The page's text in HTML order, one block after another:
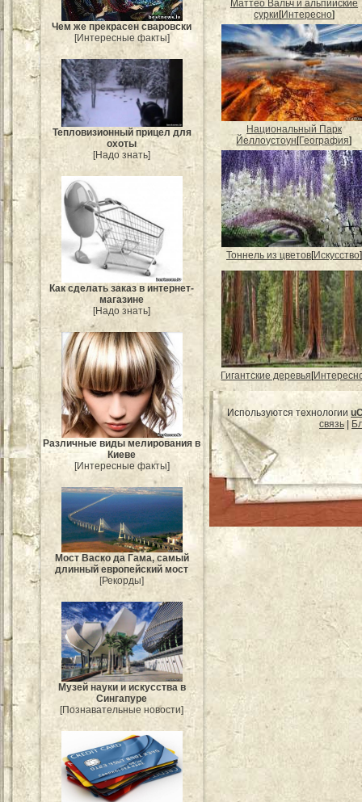
Чем же прекрасен сваровски
[Интересные факты]
Тепловизионный прицел для
охоты
[Надо знать]
Как сделать заказ в интернет-
магазине
[Надо знать]
Различные виды мелирования в
Киеве
[Интересные факты]
Мост Васко да Гама, самый
длинный европейский мост
[Рекорды]
Музей науки и искусства в
Сингапуре
[Познавательные новости]
Маттео Вальч и альпийские
сурки [Интересно]
Национальный Парк
Йеллоустоун [География]
Тоннель из цветов[Искусство]
Гигантские деревья [
Используются технологии
связь